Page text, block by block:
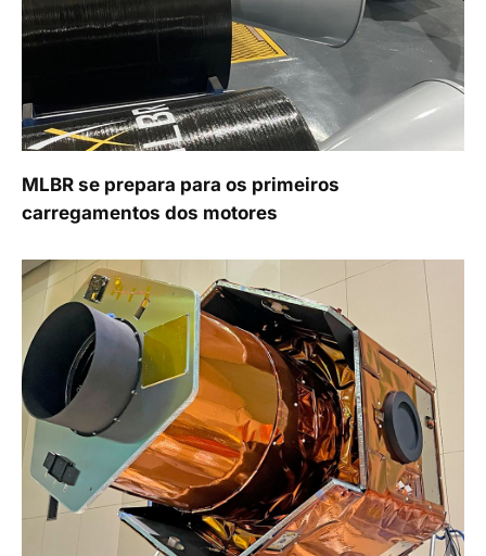
MLBR se prepara para os primeiros
carregamentos dos motores